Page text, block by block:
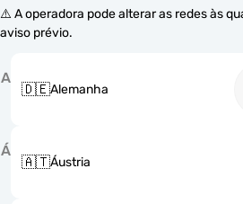
⚠️ A operadora pode alterar as redes às
aviso prévio.
A
🇩🇪Alemanha
Á
🇦🇹Áustria